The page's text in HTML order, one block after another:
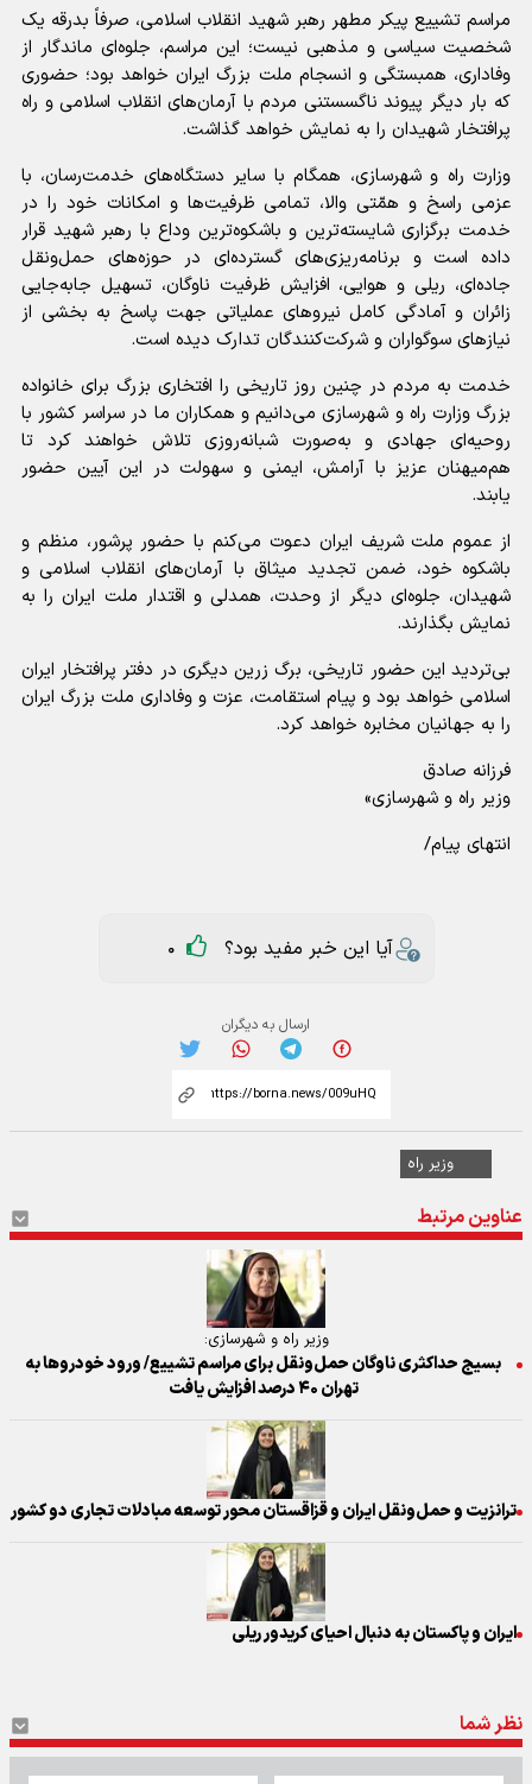
مراسم تشییع پیکر مطهر رهبر شهید انقلاب اسلامی، صرفاً بدرقه یک
شخصیت سیاسی و مذهبی نیست؛ این مراسم، جلوه‌ای ماندگار از
وفاداری، همبستگی و انسجام ملت بزرگ ایران خواهد بود؛ حضوری
که بار دیگر پیوند ناگسستنی مردم با آرمان‌های انقلاب اسلامی و راه
پرافتخار شهیدان را به نمایش خواهد گذاشت.
وزارت راه و شهرسازی، همگام با سایر دستگاه‌های خدمت‌رسان، با
عزمی راسخ و همّتی والا، تمامی ظرفیت‌ها و امکانات خود را در
خدمت برگزاری شایسته‌ترین و باشکوه‌ترین وداع با رهبر شهید قرار
داده است و برنامه‌ریزی‌های گسترده‌ای در حوزه‌های حمل‌ونقل
جاده‌ای، ریلی و هوایی، افزایش ظرفیت ناوگان، تسهیل جابه‌جایی
زائران و آمادگی کامل نیروهای عملیاتی جهت پاسخ به بخشی از
نیازهای سوگواران و شرکت‌کنندگان تدارک دیده است.
خدمت به مردم در چنین روز تاریخی را افتخاری بزرگ برای خانواده
بزرگ وزارت راه و شهرسازی می‌دانیم و همکاران ما در سراسر کشور با
روحیه‌ای جهادی و به‌صورت شبانه‌روزی تلاش خواهند کرد تا
هم‌میهنان عزیز با آرامش، ایمنی و سهولت در این آیین حضور
یابند.
از عموم ملت شریف ایران دعوت می‌کنم با حضور پرشور، منظم و
باشکوه خود، ضمن تجدید میثاق با آرمان‌های انقلاب اسلامی و
شهیدان، جلوه‌ای دیگر از وحدت، همدلی و اقتدار ملت ایران را به
نمایش بگذارند.
بی‌تردید این حضور تاریخی، برگ زرین دیگری در دفتر پرافتخار ایران
اسلامی خواهد بود و پیام استقامت، عزت و وفاداری ملت بزرگ ایران
را به جهانیان مخابره خواهد کرد.
فرزانه صادق
وزیر راه و شهرسازی»
انتهای پیام/
آیا این خبر مفید بود؟ 0
ارسال به دیگران
وزیر راه
عناوین مرتبط
وزیر راه و شهرسازی:
بسیج حداکثری ناوگان حمل‌ونقل برای مراسم تشییع/ ورود خودروها به
تهران ۴۰ درصد افزایش یافت
ترانزیت و حمل‌ونقل ایران و قزاقستان محور توسعه مبادلات تجاری دو کشور
ایران و پاکستان به دنبال احیای کریدور ریلی
نظر شما